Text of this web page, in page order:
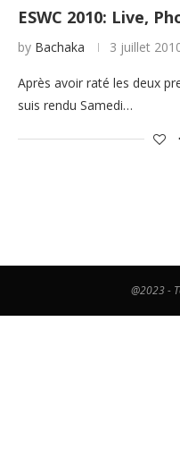
ESWC 2010: Live,
by Bachaka 3 juillet
Après avoir raté les deux
suis rendu Samedi…
@2023 -